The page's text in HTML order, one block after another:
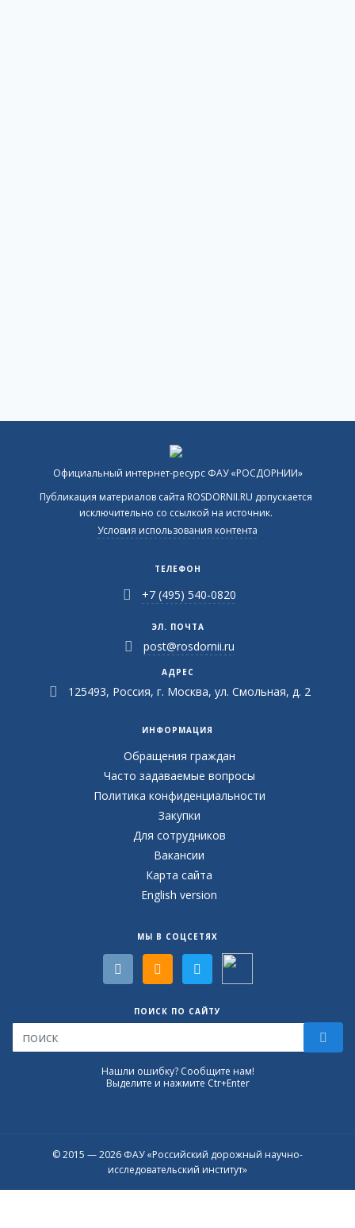
Официальный интернет-ресурс ФАУ «РОСДОРНИИ»
Публикация материалов сайта ROSDORNII.RU допускается
исключительно со ссылкой на источник.
Условия использования контента
ТЕЛЕФОН
+7 (495) 540-0820
ЭЛ. ПОЧТА
post@rosdornii.ru
АДРЕС
125493, Россия, г. Москва, ул. Смольная, д. 2
ИНФОРМАЦИЯ
Обращения граждан
Часто задаваемые вопросы
Политика конфиденциальности
Закупки
Для сотрудников
Вакансии
Карта сайта
English version
МЫ В СОЦСЕТЯХ
ПОИСК ПО САЙТУ
Нашли ошибку? Сообщите нам!
Выделите и нажмите Ctr+Enter
© 2015 — 2026 ФАУ «Российский дорожный научно-
исследовательский институт»